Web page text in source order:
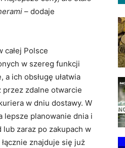
– dodaje
całej Polsce
w szereg funkcji
ich obsługę ułatwia
przez zdalne otwarcie
w dniu dostawy. W
lepsze planowanie dnia i
zaraz po zakupach w
znajduje się już